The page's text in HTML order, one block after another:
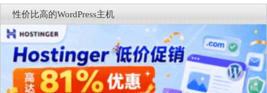
商能力
复，仅建议在测试环境体验
性价比高的WordPress主机